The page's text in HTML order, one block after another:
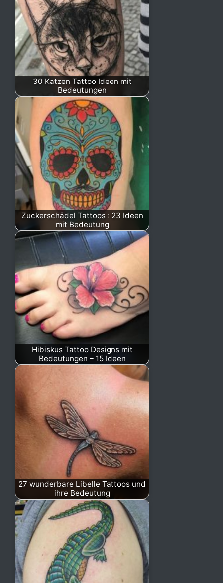
30 Katzen Tattoo Ideen mit
Bedeutungen
Zuckerschädel Tattoos : 23 Ideen
mit Bedeutung
Hibiskus Tattoo Designs mit
Bedeutungen – 15 Ideen
27 wunderbare Libelle Tattoos und
ihre Bedeutung